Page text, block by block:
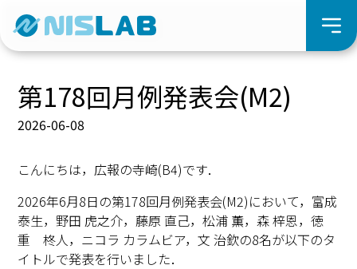
第178回月例発表会(M2)
2026-06-08
こんにちは，広報の寺崎(B4)です．
2026年6月8日の第178回月例発表会(M2)において，富成
泰生，野田 虎之介，藤原 直己，松浦 薫，森 梓恩，徳
重 柊人，ニコラ カラムビア，文 治欽の8名が以下のタ
イトルで発表を行いました．